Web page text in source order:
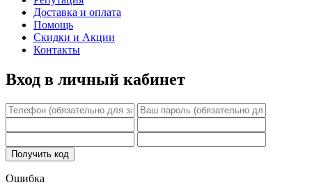
Доставка и оплата
Помощь
Скидки и Акции
Контакты
Вход в личный кабинет
Ошибка